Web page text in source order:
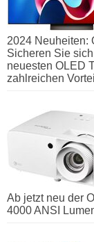
2024 Neuheiten:
Sicheren Sie sich
neuesten OLED
zahlreichen
Ab jetzt neu der
4000 ANSI